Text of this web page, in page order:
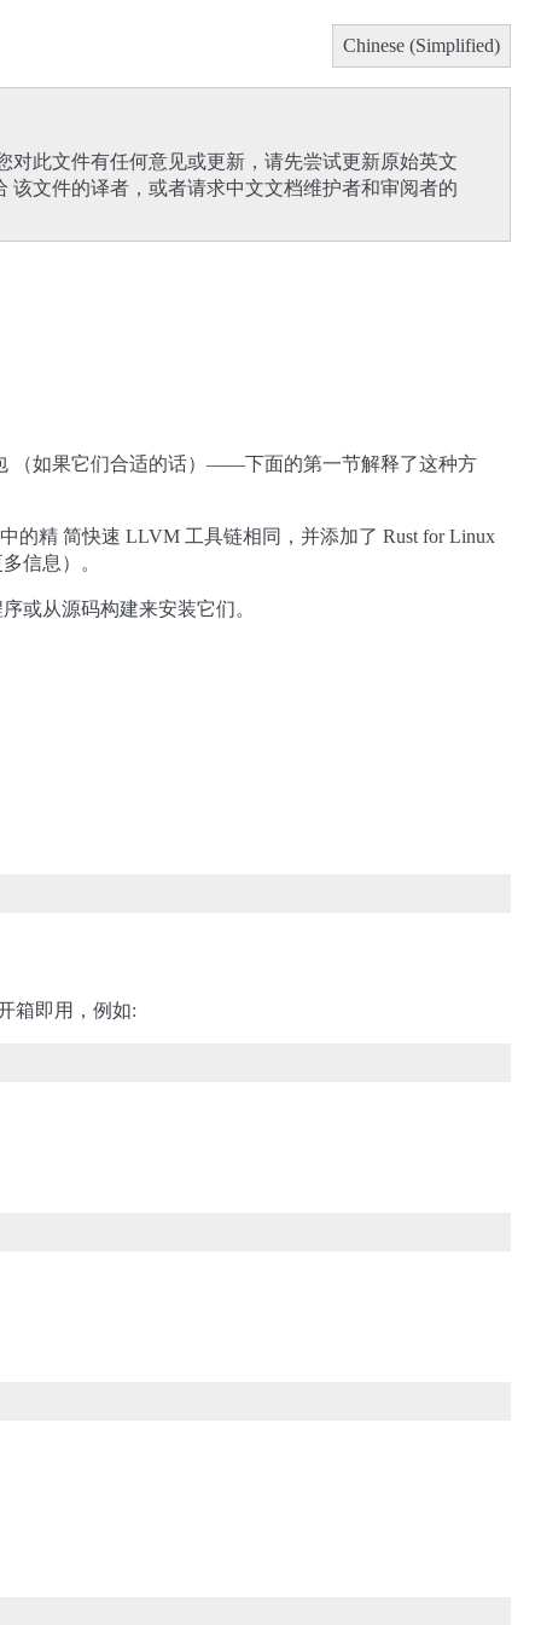
Chinese (Simplified)
此文件有任何意见或更新，请先尝试更新原始英文
文件的译者，或者请求中文文档维护者和审阅者的
（如果它们合适的话）——下面的第一节解释了这种方
的精 简快速 LLVM 工具链相同，并添加了 Rust for Linux
信息）。
或从源码构建来安装它们。
箱即用，例如: